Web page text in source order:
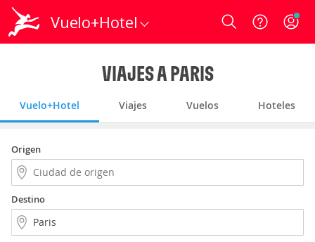
Vuelo+Hotel Login
VIAJES A PARIS
Vuelo+Hotel Viajes Vuelos Hoteles
Origen
Destino